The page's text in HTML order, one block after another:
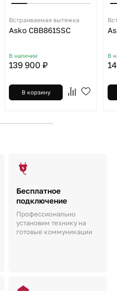
Встраиваемая вытяжка
Asko CBB861SSC
В наличии
139 900 ₽
В корзину
В
Бесплатное
подключение
Профессионально
установим технику на
готовые коммуникации